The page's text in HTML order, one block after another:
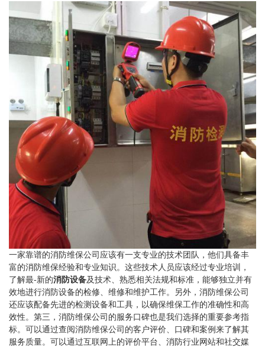
一家靠谱的消防维保公司应该有一支专业的技术团队，他们具备丰
富的消防维保经验和专业知识。这些技术人员应该经过专业培训，
了解最-新的消防设备及技术、熟悉相关法规和标准，能够独立并有
效地进行消防设备的检修、维修和维护工作。另外，消防维保公司
还应该配备先进的检测设备和工具，以确保维保工作的准确性和高
效性。第三，消防维保公司的服务口碑也是我们选择的重要参考指
标。可以通过查阅消防维保公司的客户评价、口碑和案例来了解其
服务质量。可以通过互联网上的评价平台、消防行业网站和社交媒